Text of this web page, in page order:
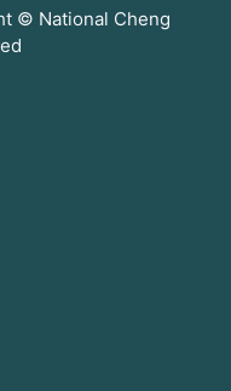
© National Cheng